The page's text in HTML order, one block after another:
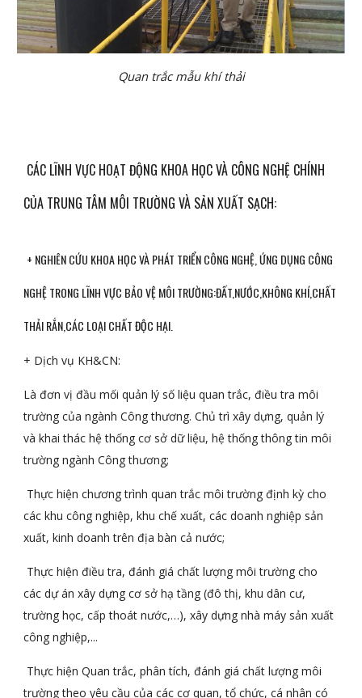
Quan trắc mẫu khí thải
CỦA TRUNG TÂM MÔI TRƯỜNG VÀ SẢN XUẤT SẠCH:
+ NGHIÊN CỨU KHOA HỌC VÀ PHÁT TRIỂN CÔNG NGHỆ, ỨNG DỤNG CÔNG
NGHỆ TRONG LĨNH VỰC BẢO VỆ MÔI TRƯỜNG:ĐẤT,NƯỚC,KHÔNG KHÍ,CHẤT
THẢI RẮN,CÁC LOẠI CHẤT ĐỘC HẠI.
+ Dịch vụ KH&CN:
Là đơn vị đầu mối quản lý số liệu quan trắc, điều tra môi
trường của ngành Công thương. Chủ trì xây dựng, quản lý
và khai thác hệ thống cơ sở dữ liệu, hệ thống thông tin môi
trường ngành Công thương;
các khu công nghiệp, khu chế xuất, các doanh nghiệp sản
xuất, kinh doanh trên địa bàn cả nước;
các dự án xây dựng cơ sở hạ tầng (đô thị, khu dân cư,
trường học, cấp thoát nước,…), xây dựng nhà máy sản xuất
công nghiệp,...
trường theo yêu cầu của các cơ quan, tổ chức, cá nhân có